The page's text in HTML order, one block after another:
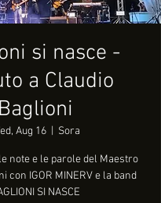
si nasce -
a Claudio
Baglioni
Aug 16
  |
Sora
note e le parole del Maestro
con IGOR MINERV e la band
SI NASCE